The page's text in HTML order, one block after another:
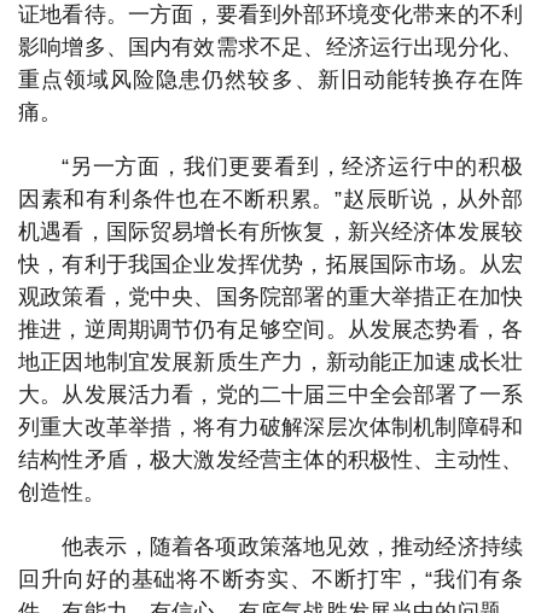
证地看待。一方面，要看到外部环境变化带来的不利
影响增多、国内有效需求不足、经济运行出现分化、
重点领域风险隐患仍然较多、新旧动能转换存在阵
痛。
“另一方面，我们更要看到，经济运行中的积极
因素和有利条件也在不断积累。”赵辰昕说，从外部
机遇看，国际贸易增长有所恢复，新兴经济体发展较
快，有利于我国企业发挥优势，拓展国际市场。从宏
观政策看，党中央、国务院部署的重大举措正在加快
推进，逆周期调节仍有足够空间。从发展态势看，各
地正因地制宜发展新质生产力，新动能正加速成长壮
大。从发展活力看，党的二十届三中全会部署了一系
列重大改革举措，将有力破解深层次体制机制障碍和
结构性矛盾，极大激发经营主体的积极性、主动性、
创造性。
他表示，随着各项政策落地见效，推动经济持续
回升向好的基础将不断夯实、不断打牢，“我们有条